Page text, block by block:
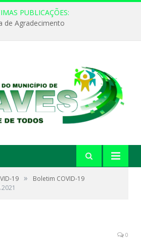
PUBLICAÇÕES:
de Agradecimento
19 »
Boletim COVID-19
0